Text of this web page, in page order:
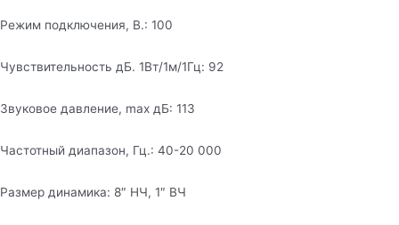
PAS042031
Режим подключения, В.: 100
Чувствительность дБ. 1Вт/1м/1Гц: 92
Звуковое давление, max дБ: 113
Частотный диапазон, Гц.: 40-20 000
Размер динамика: 8″ НЧ, 1″ ВЧ